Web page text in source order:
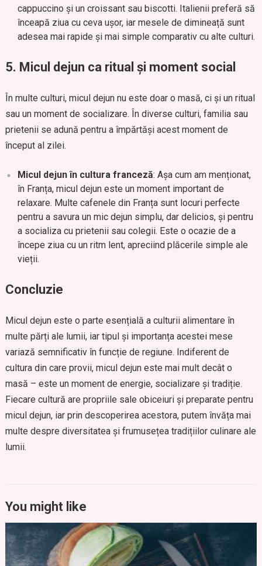
cappuccino și un croissant sau biscotti. Italienii preferă să
înceapă ziua cu ceva ușor, iar mesele de dimineață sunt
adesea mai rapide și mai simple comparativ cu alte culturi.
5. Micul dejun ca ritual și moment social
În multe culturi, micul dejun nu este doar o masă, ci și un ritual
sau un moment de socializare. În diverse culturi, familia sau
prietenii se adună pentru a împărtăși acest moment de
început al zilei.
Micul dejun în cultura franceză: Așa cum am menționat,
în Franța, micul dejun este un moment important de
relaxare. Multe cafenele din Franța sunt locuri perfecte
pentru a savura un mic dejun simplu, dar delicios, și pentru
a socializa cu prietenii sau colegii. Este o ocazie de a
începe ziua cu un ritm lent, apreciind plăcerile simple ale
vieții.
Concluzie
Micul dejun este o parte esențială a culturii alimentare în
multe părți ale lumii, iar tipul și importanța acestei mese
variază semnificativ în funcție de regiune. Indiferent de
cultura din care provii, micul dejun este mai mult decât o
masă – este un moment de energie, socializare și tradiție.
Fiecare cultură are propriile sale obiceiuri și preparate pentru
micul dejun, iar prin descoperirea acestora, putem învăța mai
multe despre diversitatea și frumusețea tradițiilor culinare ale
lumii.
You might like